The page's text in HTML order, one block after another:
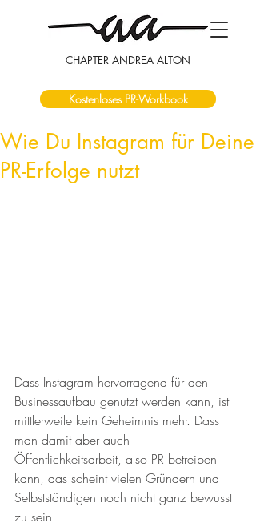
CHAPTER ANDREA ALTON
Kostenloses PR-Workbook
Wie Du Instagram für Deine
PR-Erfolge nutzt
Dass Instagram hervorragend für den
Businessaufbau genutzt werden kann, ist
mittlerweile kein Geheimnis mehr. Dass
man damit aber auch
Öffentlichkeitsarbeit, also PR betreiben
kann, das scheint vielen Gründern und
Selbstständigen noch nicht ganz bewusst
zu sein.